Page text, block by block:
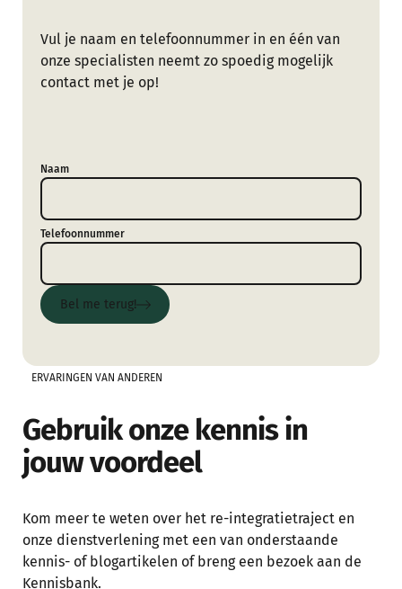
Vul je naam en telefoonnummer in en één van
onze specialisten neemt zo spoedig mogelijk
contact met je op!
Naam
Telefoonnummer
Bel me terug!
Bel me terug!
ERVARINGEN VAN ANDEREN
Gebruik onze kennis in
jouw voordeel
Kom meer te weten over het re-integratietraject en
onze dienstverlening met een van onderstaande
kennis- of blogartikelen of breng een bezoek aan de
Kennisbank.